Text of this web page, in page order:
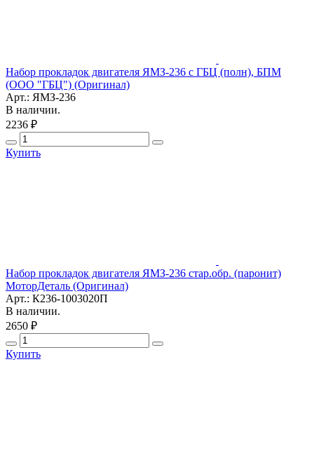
Набор прокладок двигателя ЯМЗ-236 с ГБЦ (полн), БПМ
(ООО "ГБЦ") (Оригинал)
Арт.: ЯМЗ-236
В наличии.
2236 ₽
Купить
Набор прокладок двигателя ЯМЗ-236 стар.обр. (паронит)
МоторДеталь (Оригинал)
Арт.: К236-1003020П
В наличии.
2650 ₽
Купить